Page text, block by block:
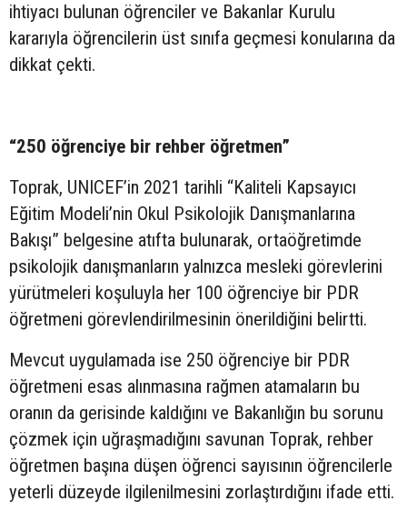
ihtiyacı bulunan öğrenciler ve Bakanlar Kurulu
kararıyla öğrencilerin üst sınıfa geçmesi konularına da
dikkat çekti.
“250 öğrenciye bir rehber öğretmen”
Toprak, UNICEF’in 2021 tarihli “Kaliteli Kapsayıcı
Eğitim Modeli’nin Okul Psikolojik Danışmanlarına
Bakışı” belgesine atıfta bulunarak, ortaöğretimde
psikolojik danışmanların yalnızca mesleki görevlerini
yürütmeleri koşuluyla her 100 öğrenciye bir PDR
öğretmeni görevlendirilmesinin önerildiğini belirtti.
Mevcut uygulamada ise 250 öğrenciye bir PDR
öğretmeni esas alınmasına rağmen atamaların bu
oranın da gerisinde kaldığını ve Bakanlığın bu sorunu
çözmek için uğraşmadığını savunan Toprak, rehber
öğretmen başına düşen öğrenci sayısının öğrencilerle
yeterli düzeyde ilgilenilmesini zorlaştırdığını ifade etti.